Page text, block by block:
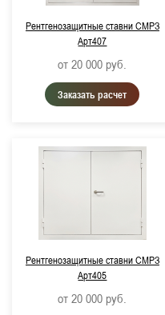
RAL 9016, Транспортный
Рентгенозащитные ставни СМРЗ
Арт407
от 20 000 руб.
Заказать расчет
Рентгенозащитные ставни СМРЗ
Арт405
от 20 000 руб.